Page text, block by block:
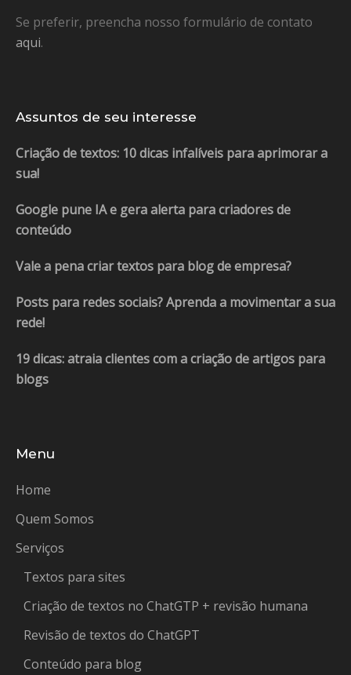
Se preferir, preencha nosso formulário de contato
aqui.
Assuntos de seu interesse
Criação de textos: 10 dicas infalíveis para aprimorar a
sua!
Google pune IA e gera alerta para criadores de
conteúdo
Vale a pena criar textos para blog de empresa?
Posts para redes sociais? Aprenda a movimentar a sua
rede!
19 dicas: atraia clientes com a criação de artigos para
blogs
Menu
Home
Quem Somos
Serviços
Textos para sites
Criação de textos no ChatGTP + revisão humana
Revisão de textos do ChatGPT
Conteúdo para blog